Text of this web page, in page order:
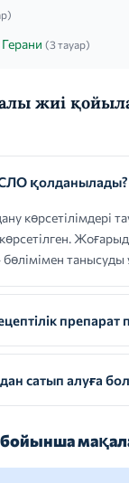
(3 тауар)
жиі
қолданылады?
көрсетілімдері
препарат
сатып алуға